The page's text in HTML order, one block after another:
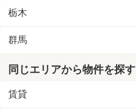
栃木
群馬
同じエリアから物件を探す
賃貸